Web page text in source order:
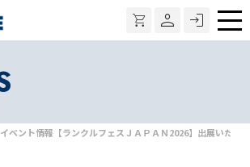
イベント情報【ランクルフェスＪＡＰＡＮ2026】出展いたし
メ